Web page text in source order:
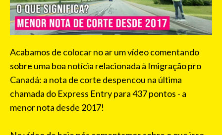
Acabamos de colocar no ar um vídeo comentando
sobre uma boa notícia relacionada à Imigração pro
Canadá: a nota de corte despencou na última
chamada do Express Entry para 437 pontos - a
menor nota desde 2017!